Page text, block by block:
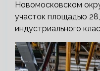
Новомосковском
участок площадью
индустриального